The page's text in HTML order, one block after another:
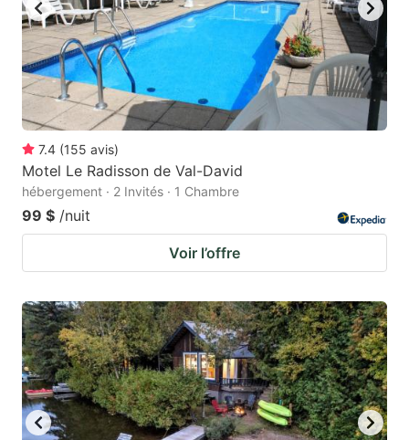
7.4 (155 avis)
Motel Le Radisson de Val-David
hébergement · 2 Invités · 1 Chambre
99 $ /nuit
Voir l’offre